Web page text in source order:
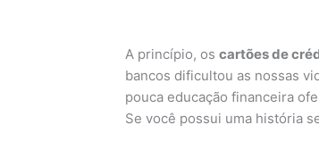
A princípio, os cartões de
bancos dificultou as nossas
pouca educação financeira
Se você possui uma história